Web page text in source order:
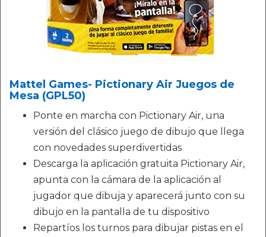
Mattel Games- Pictionary Air Juegos de
Mesa (GPL50)
Ponte en marcha con Pictionary Air, una
versión del clásico juego de dibujo que llega
con novedades superdivertidas
Descarga la aplicación gratuita Pictionary Air,
apunta con la cámara de la aplicación al
jugador que dibuja y aparecerá junto con su
dibujo en la pantalla de tu dispositivo
Repartíos los turnos para dibujar pistas en el